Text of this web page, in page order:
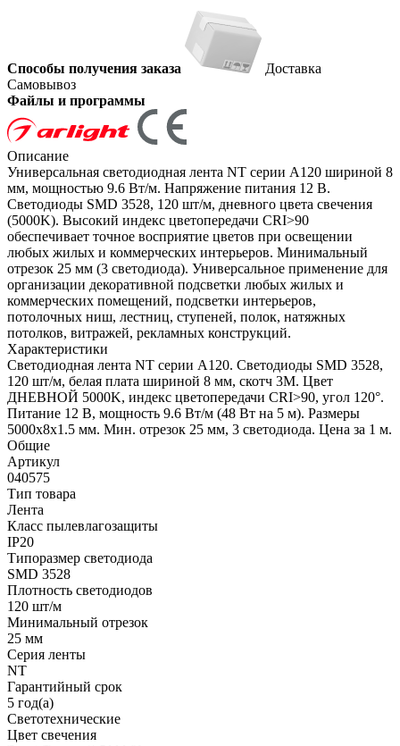
Способы получения заказа
Доставка
Самовывоз
Файлы и программы
Описание
Универсальная светодиодная лента NT серии A120 шириной 8
мм, мощностью 9.6 Вт/м. Напряжение питания 12 В.
Светодиоды SMD 3528, 120 шт/м, дневного цвета свечения
(5000K). Высокий индекс цветопередачи CRI>90
обеспечивает точное восприятие цветов при освещении
любых жилых и коммерческих интерьеров. Минимальный
отрезок 25 мм (3 светодиода). Универсальное применение для
организации декоративной подсветки любых жилых и
коммерческих помещений, подсветки интерьеров,
потолочных ниш, лестниц, ступеней, полок, натяжных
потолков, витражей, рекламных конструкций.
Характеристики
Светодиодная лента NT серии A120. Светодиоды SMD 3528,
120 шт/м, белая плата шириной 8 мм, скотч 3M. Цвет
ДНЕВНОЙ 5000K, индекс цветопередачи CRI>90, угол 120°.
Питание 12 В, мощность 9.6 Вт/м (48 Вт на 5 м). Размеры
5000x8x1.5 мм. Мин. отрезок 25 мм, 3 светодиода. Цена за 1 м.
Общие
Артикул
040575
Тип товара
Лента
Класс пылевлагозащиты
IP20
Типоразмер светодиода
SMD 3528
Плотность светодиодов
120 шт/м
Минимальный отрезок
25 мм
Серия ленты
NT
Гарантийный срок
5 год(а)
Светотехнические
Цвет свечения